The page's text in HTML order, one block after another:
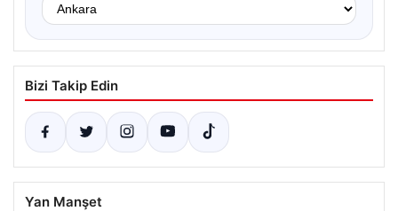
Bizi Takip Edin
Yan Manşet